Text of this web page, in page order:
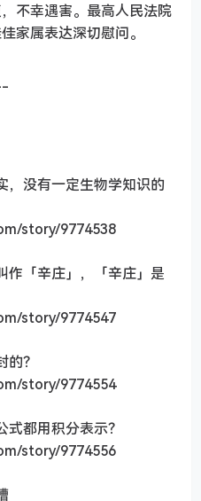
不幸遇害。最高人民法院
家属表达深切慰问。
，没有一定生物学知识的
story/9774538
作「辛庄」，「辛庄」是
story/9774547
？
story/9774554
都用积分表示？
story/9774556